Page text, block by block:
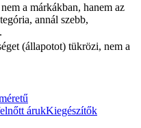
a márkákban, hanem az
annál szebb,
(állapotot) tükrözi, nem a
árukKiegészítők